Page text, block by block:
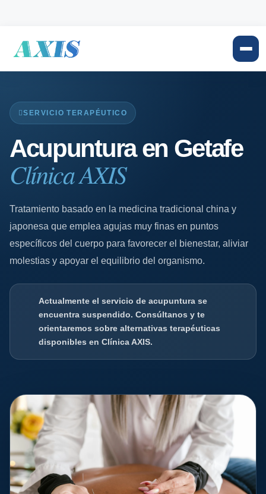
SERVICIO TERAPÉUTICO
Acupuntura en Getafe
Clínica AXIS
Tratamiento basado en la medicina tradicional china y
japonesa que emplea agujas muy finas en puntos
específicos del cuerpo para favorecer el bienestar, aliviar
molestias y apoyar el equilibrio del organismo.
Actualmente el servicio de acupuntura se
encuentra suspendido. Consúltanos y te
orientaremos sobre alternativas terapéuticas
disponibles en Clínica AXIS.